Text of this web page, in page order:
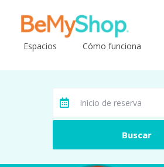
Espacios Cómo funciona